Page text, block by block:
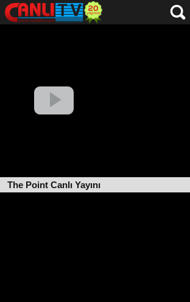
The Point Canlı Yayını